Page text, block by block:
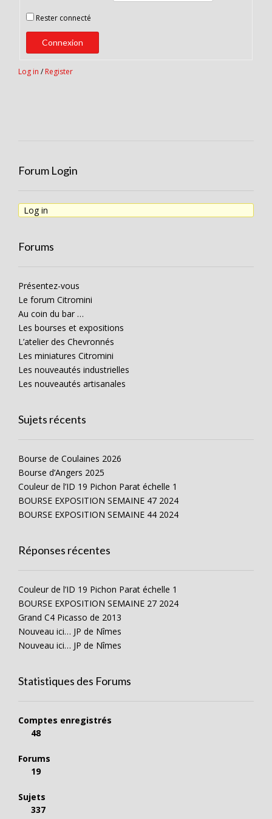
Rester connecté
Connexion
Log in / Register
Forum Login
Log in
Forums
Présentez-vous
Le forum Citromini
Au coin du bar …
Les bourses et expositions
L’atelier des Chevronnés
Les miniatures Citromini
Les nouveautés industrielles
Les nouveautés artisanales
Sujets récents
Bourse de Coulaines 2026
Bourse d’Angers 2025
Couleur de l’ID 19 Pichon Parat échelle 1
BOURSE EXPOSITION SEMAINE 47 2024
BOURSE EXPOSITION SEMAINE 44 2024
Réponses récentes
Couleur de l’ID 19 Pichon Parat échelle 1
BOURSE EXPOSITION SEMAINE 27 2024
Grand C4 Picasso de 2013
Nouveau ici… JP de Nîmes
Nouveau ici… JP de Nîmes
Statistiques des Forums
Comptes enregistrés
48
Forums
19
Sujets
337